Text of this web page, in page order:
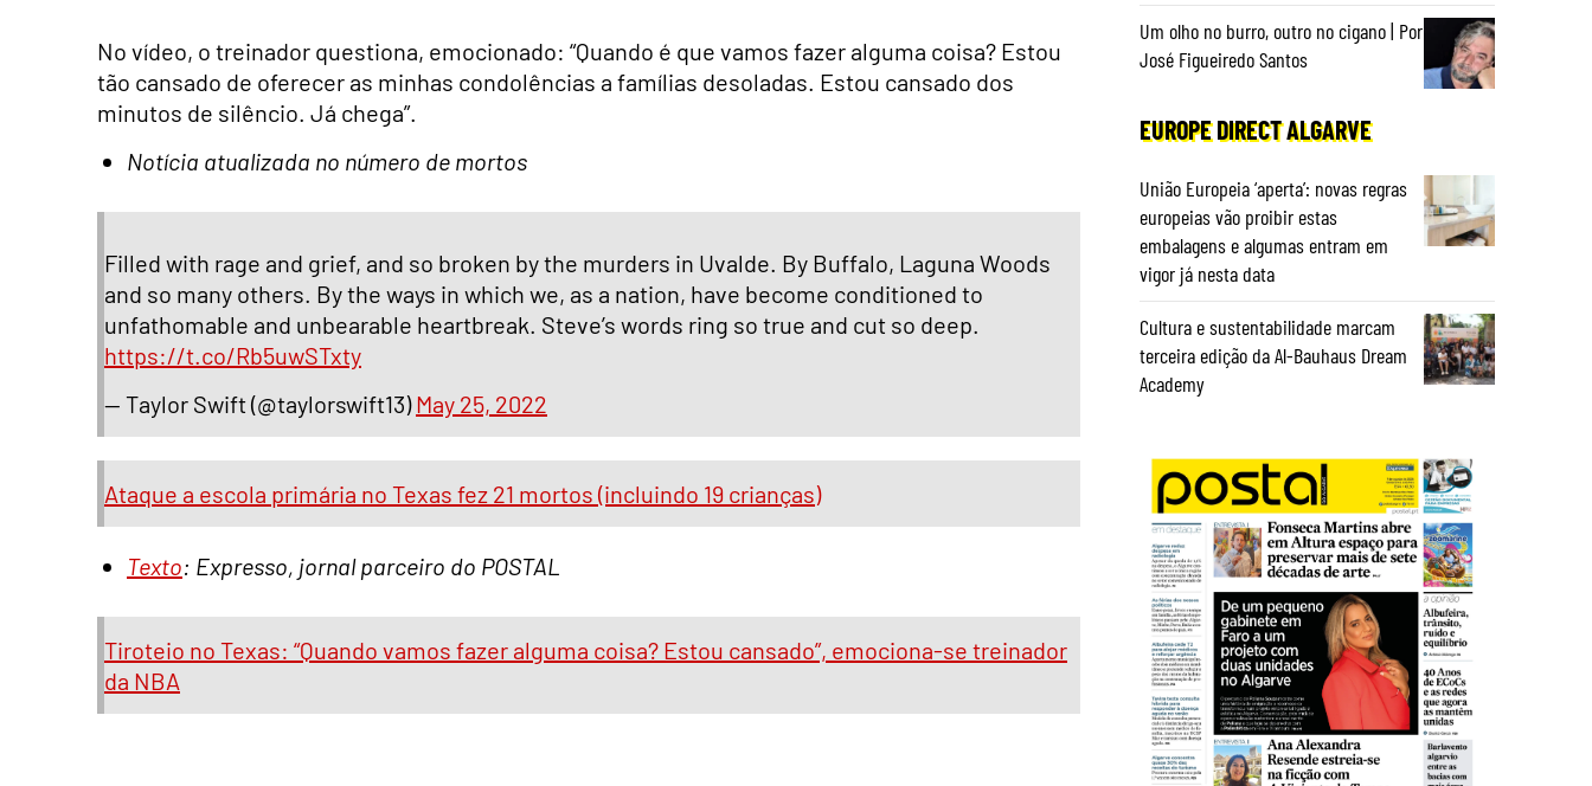
No vídeo, o treinador questiona, emocionado: “Quando é que vamos fazer alguma coisa? Estou
tão cansado de oferecer as minhas condolências a famílias desoladas. Estou cansado dos
minutos de silêncio. Já chega”.
Notícia atualizada no número de mortos
Filled with rage and grief, and so broken by the murders in Uvalde. By Buffalo, Laguna Woods
and so many others. By the ways in which we, as a nation, have become conditioned to
unfathomable and unbearable heartbreak. Steve’s words ring so true and cut so deep.
https://t.co/Rb5uwSTxty
— Taylor Swift (@taylorswift13)May 25, 2022
Ataque a escola primária no Texas fez 21 mortos (incluindo 19 crianças)
Texto: Expresso, jornal parceiro do POSTAL
Tiroteio no Texas: “Quando vamos fazer alguma coisa? Estou cansado”, emociona-se treinador
da NBA
Um olho no burro, outro no cigano | Por
José Figueiredo Santos
EUROPE DIRECT ALGARVE
União Europeia ‘aperta’: novas regras
europeias vão proibir estas
embalagens e algumas entram em
vigor já nesta data
Cultura e sustentabilidade marcam
terceira edição da Al-Bauhaus Dream
Academy